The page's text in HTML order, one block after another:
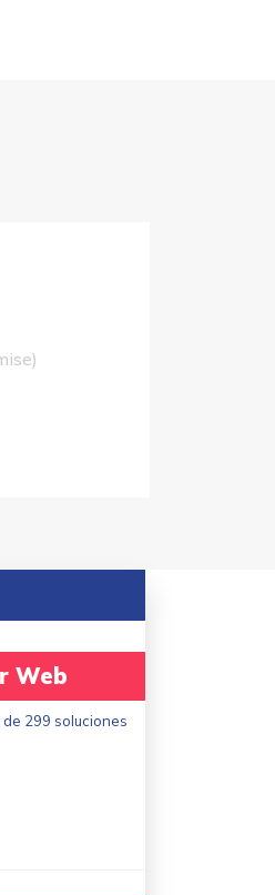
Web
299 soluciones